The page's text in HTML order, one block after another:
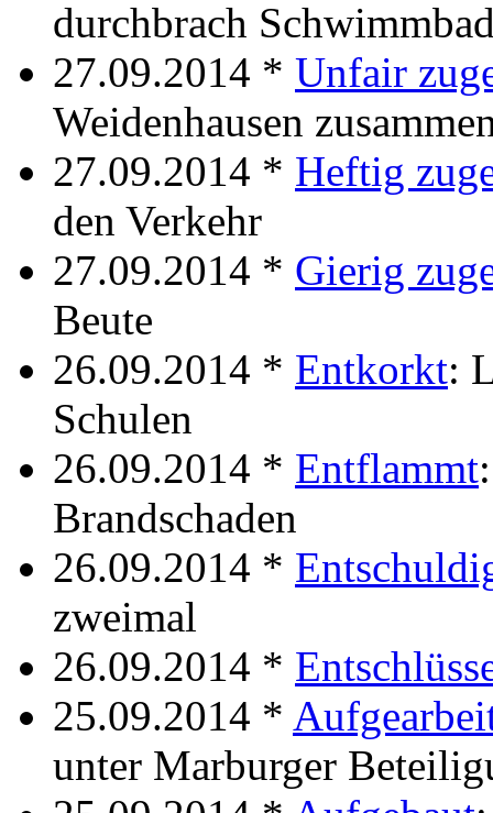
durchbrach
27.09.2014 * Unfair
Weidenhausen
27.09.2014 * Heftig
den Verkehr
27.09.2014 * Gierig
Beute
26.09.2014 * Entkorkt:
Schulen
26.09.2014 * Entflammt
Brandschaden
26.09.2014 *
zweimal
26.09.2014 *
25.09.2014 *
unter Marburger